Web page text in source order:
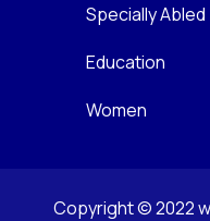
Specially Abled
Education
Women
Copyright © 2022